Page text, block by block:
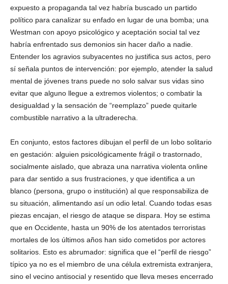
expuesto a propaganda tal vez habría buscado un partido
político para canalizar su enfado en lugar de una bomba; una
Westman con apoyo psicológico y aceptación social tal vez
habría enfrentado sus demonios sin hacer daño a nadie.
Entender los agravios subyacentes no justifica sus actos, pero
sí señala puntos de intervención: por ejemplo, atender la salud
mental de jóvenes trans puede no solo salvar sus vidas sino
evitar que alguno llegue a extremos violentos; o combatir la
desigualdad y la sensación de “reemplazo” puede quitarle
combustible narrativo a la ultraderecha.
En conjunto, estos factores dibujan el perfil de un lobo solitario
en gestación: alguien psicológicamente frágil o trastornado,
socialmente aislado, que abraza una narrativa violenta online
para dar sentido a sus frustraciones, y que identifica a un
blanco (persona, grupo o institución) al que responsabiliza de
su situación, alimentando así un odio letal. Cuando todas esas
piezas encajan, el riesgo de ataque se dispara. Hoy se estima
que en Occidente, hasta un 90% de los atentados terroristas
mortales de los últimos años han sido cometidos por actores
solitarios. Esto es abrumador: significa que el “perfil de riesgo”
típico ya no es el miembro de una célula extremista extranjera,
sino el vecino antisocial y resentido que lleva meses encerrado